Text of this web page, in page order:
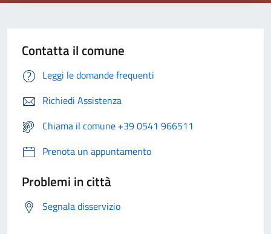
Contatta il comune
Leggi le domande frequenti
Richiedi Assistenza
Chiama il comune +39 0541 966511
Prenota un appuntamento
Problemi in città
Segnala disservizio